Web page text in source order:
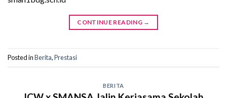
CONTINUE READING →
Posted inBerita,Prestasi
BERITA